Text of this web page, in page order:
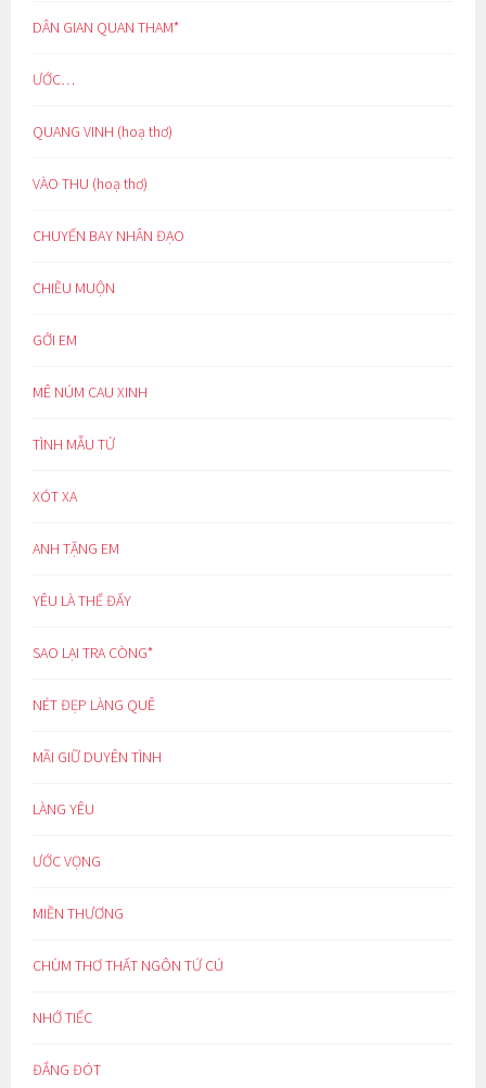
DÂN GIAN QUAN THAM*
ƯỚC…
QUANG VINH (hoạ thơ)
VÀO THU (hoạ thơ)
CHUYẾN BAY NHÂN ĐẠO
CHIỀU MUỘN
GỞI EM
MÊ NÚM CAU XINH
TÌNH MẪU TỬ
XÓT XA
ANH TẶNG EM
YÊU LÀ THẾ ĐẤY
SAO LẠI TRA CÒNG*
NÉT ĐẸP LÀNG QUÊ
MÃI GIỮ DUYÊN TÌNH
LÀNG YÊU
ƯỚC VỌNG
MIỀN THƯƠNG
CHÙM THƠ THẤT NGÔN TỨ CÚ
NHỚ TIẾC
ĐẮNG ĐÓT